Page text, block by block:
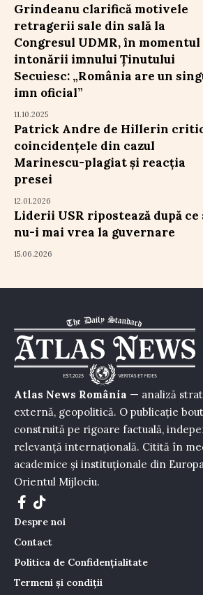
Grindeanu clarifică motivele
retragerii sale din sală la
Congresul UDMR, în momentul
intonării imnului Ținutului
Secuiesc: „România are un
imn oficial”
11.10.2025
Patrick Andre de Hillerin
coincidențele din cazul
Marinescu-plagiat și reacția
presei
12.01.2026
Liderii USR ripostează după ce
nu-i mai vrea la guvernare
15.06.2026
Atlas News România — analiză
externă, geopolitică. O publicație
construită pe rigoare factuală,
relevanță internațională. Citită în
academice și instituționale din
Orientul Mijlociu.
Despre noi
Contact
Politica de Confidențialitate
Termeni și condiții